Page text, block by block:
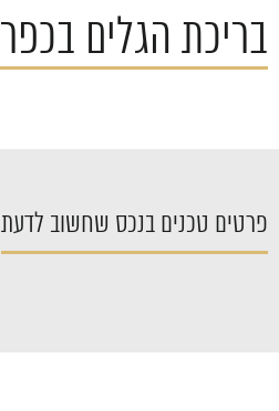
בריכת הגלים בכפר
פרטים טכנים בנכס שחשוב לדעת